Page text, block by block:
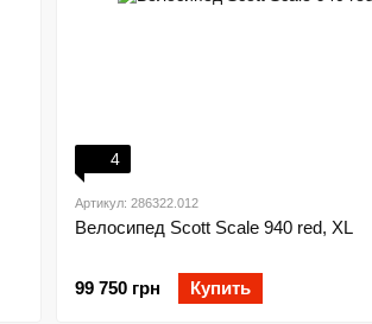
4
Артикул: 286322.012
Велосипед Scott Scale 940 red, XL
99 750 грн Купить